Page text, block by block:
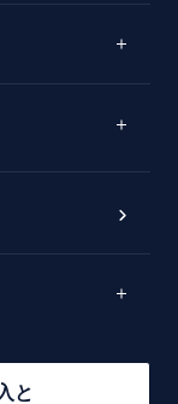
と